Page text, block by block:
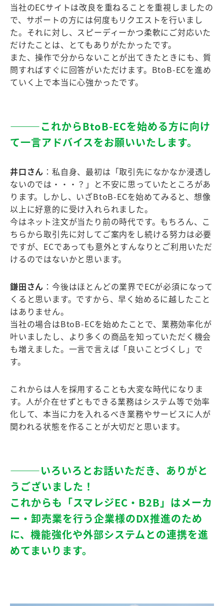
当社のECサイトは改良を重ねることを重視しましたの
で、サポートの方には何度もリクエストを行いまし
た。それに対し、スピーディーかつ柔軟にご対応いた
だけたことは、とてもありがたかったです。
また、操作で分からないことが出てきたときにも、質
問すればすぐに回答がいただけます。BtoB-ECを進め
ていく上で本当に心強かったです。
―――これからBtoB-ECを始める⽅に向け
て⼀⾔アドバイスをお願いいたします。
井口さん ：私自身、最初は「取引先になかなか浸透し
ないのでは・・・？」と不安に思っていたところがあ
ります。しかし、いざBtoB-ECを始めてみると、想像
以上に好意的に受け入れられました。
今はネット注文が当たり前の時代です。もちろん、こ
ちらから取引先に対してご案内をし続ける努力は必要
ですが、ECであっても意外とすんなりとご利用いただ
けるのではないかと思います。
鎌田さん ：今後はほとんどの業界でECが必須になって
くると思います。ですから、早く始めるに越したこと
はありません。
当社の場合はBtoB-ECを始めたことで、業務効率化が
叶いましたし、より多くの商品を知っていただく機会
も増えました。一言で言えば「良いことづくし」で
す。
これからは人を採用することも大変な時代になりま
す。人が介在せずともできる業務はシステム等で効率
化して、本当に力を入れるべき業務やサービスに人が
関われる状態を作ることが大切だと思います。
―――いろいろとお話いただき、ありがと
うございました！
これからも「スマレジEC・B2B」はメーカ
ー・卸売業を行う企業様のDX推進のため
に、機能強化や外部システムとの連携を進
めてまいります。